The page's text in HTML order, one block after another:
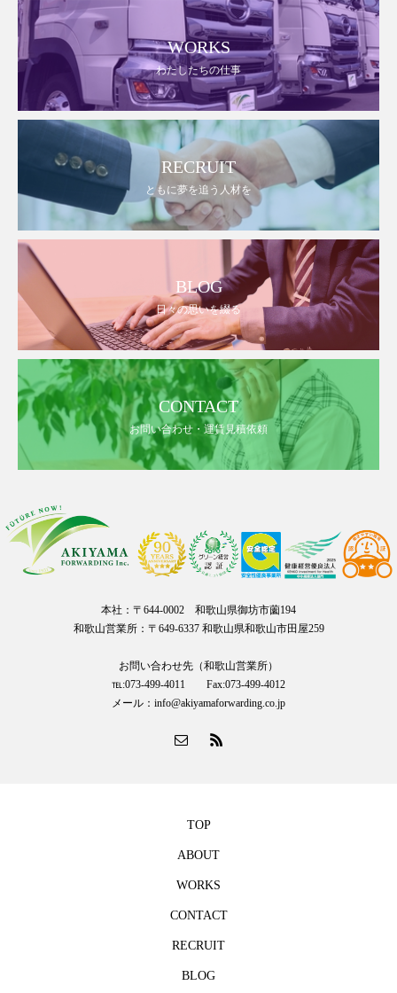
WORKS
わたしたちの仕事
RECRUIT
ともに夢を追う人材を
BLOG
日々の思いを綴る
CONTACT
お問い合わせ・運賃見積依頼
本社：〒644-0002 和歌山県御坊市薗194
和歌山営業所：〒649-6337 和歌山県和歌山市田屋259
お問い合わせ先（和歌山営業所）
℡:073-499-4011 Fax:073-499-4012
メール：info@akiyamaforwarding.co.jp
TOP
ABOUT
WORKS
CONTACT
RECRUIT
BLOG